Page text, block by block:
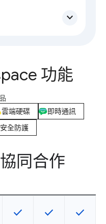
expand_more
功能
雲端硬碟
即時通訊
安全防護
同合作
能適用於該 SKU
這項功能適用於該 SKU
check 這項功能適用於
check 這項功
check